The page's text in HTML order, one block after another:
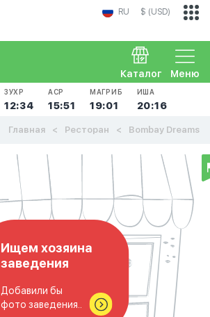
RU $ (USD)
Меню
Каталог
ЗУХР
12:34
АСР
15:51
МАГРИБ
19:01
ИША
20:16
Главная Ресторан Bombay Dreams
Ищем хозяина
заведения
Добавили бы
фото заведения..